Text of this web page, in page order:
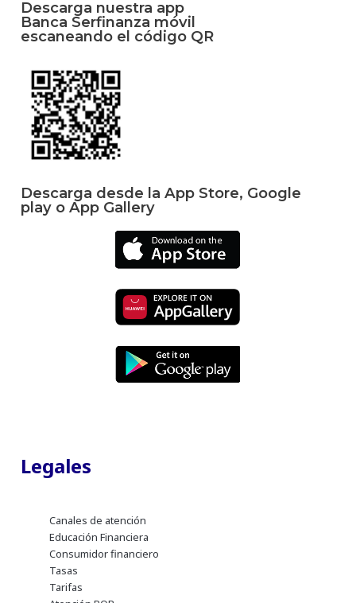
Descarga nuestra app
Banca Serfinanza móvil
escaneando el código QR
Descarga desde la App Store, Google
play o App Gallery
Legales
Canales de atención
Educación Financiera
Consumidor financiero
Tasas
Tarifas